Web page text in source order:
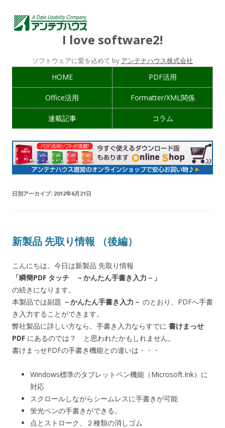
I love software2!
ソフトウェアに愛を込めて by アンテナハウス株式会社
HOME PDF活用
Office活用 Formatter/XML関係
連載記事 コラム
日別アーカイブ: 2012年6月21日
新製品 先取り情報 （後編）
こんにちは。今日は新製品 先取り情報
「瞬簡PDF タッチ －かんたん手書き入力－」
の続きになります。
本製品では副題 －かんたん手書き入力－ のとおり、PDFへ手書
き入力することができます。
弊社製品に詳しい方なら、手書き入力ならすでに 書けまっせ
PDF にあるのでは？ と思われたかもしれません。
書けまっせPDFの手書き機能との違いは・・・
Windows標準のタブレットペン機能（Microsoft.Ink）に
対応
スクロールしながらシームレスに手書きが可能
蛍光ペンの手書きができる。
点とストローク、２種類の消しゴム